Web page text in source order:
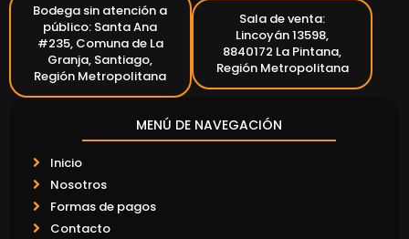
Bodega sin atención a
público: Santa Ana
#235, Comuna de La
Granja, Santiago,
Región Metropolitana
Sala de venta:
Lincoyán 13598,
8840172 La Pintana,
Región Metropolitana
MENÚ DE NAVEGACIÓN
Inicio
Nosotros
Formas de pagos
Contacto